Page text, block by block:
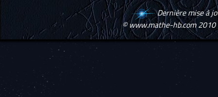
Dernière mise à
© www.mathe-hb.com